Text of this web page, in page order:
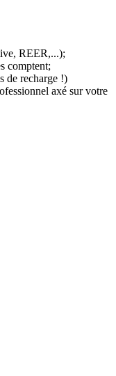
REER,...);
comptent;
de recharge !)
axé sur votre